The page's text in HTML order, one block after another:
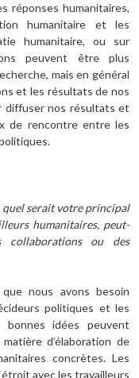
réponses humanitaires,
humanitaire et les
humanitaire, ou sur
peuvent être plus
mais en général
et les résultats de nos
diffuser nos résultats et
de rencontre entre les
quel serait votre principal
humanitaires, peut-
ou des
nous avons besoin
politiques et les
bonnes idées peuvent
d’élaboration de
concrètes. Les
avec les travailleurs